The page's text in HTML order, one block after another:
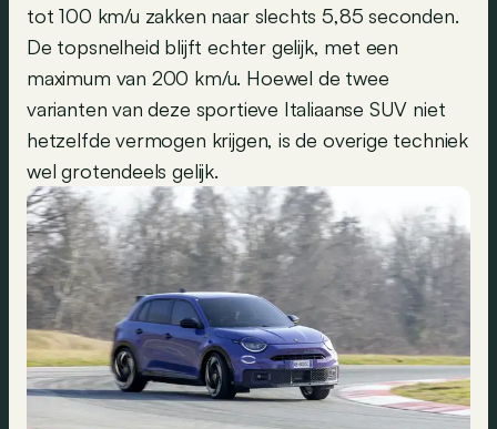
tot 100 km/u zakken naar slechts 5,85 seconden.
De topsnelheid blijft echter gelijk, met een
maximum van 200 km/u. Hoewel de twee
varianten van deze sportieve Italiaanse SUV niet
hetzelfde vermogen krijgen, is de overige techniek
wel grotendeels gelijk.